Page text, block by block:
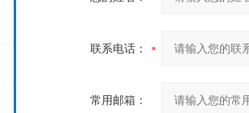
联系电话：
常用邮箱：